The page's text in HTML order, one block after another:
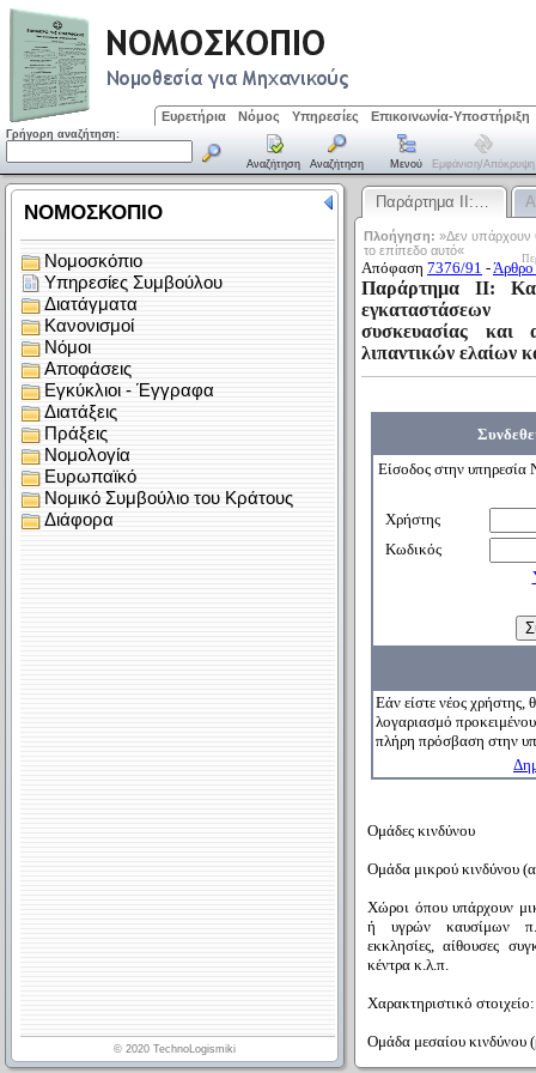
Ευρετήρια Νόμος Υπηρεσίες Επικοινωνία-Υποστήριξη
Γρήγορη αναζήτηση:
Αναζήτηση Αναζήτηση Μενού Εμφάνιση/απόκρυψη
Παράρτημα ΙΙ:…